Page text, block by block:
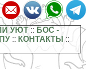
УЮТ:: БОС -
:: КОНТАКТЫ ::